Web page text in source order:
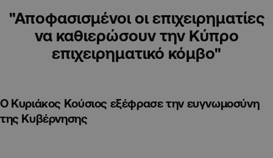
"Αποφασισμένοι οι επιχειρηματίες
να καθιερώσουν την Κύπρο
επιχειρηματικό κόμβο"
Ο Κυριάκος Κούσιος εξέφρασε την ευγνωμοσύνη
της Κυβέρνησης